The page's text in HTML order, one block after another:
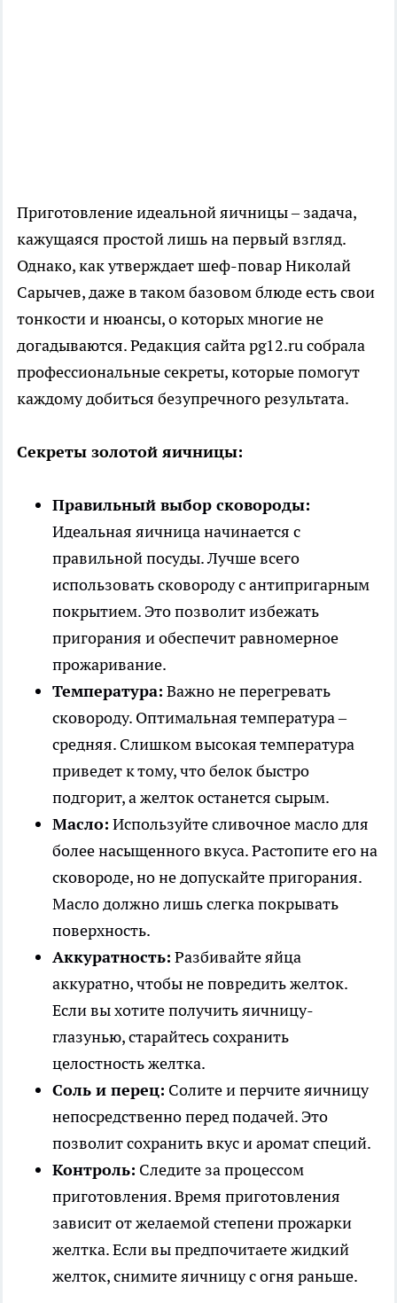
Приготовление идеальной яичницы – задача,
кажущаяся простой лишь на первый взгляд.
Однако, как утверждает шеф-повар Николай
Сарычев, даже в таком базовом блюде есть свои
тонкости и нюансы, о которых многие не
догадываются. Редакция сайта pg12.ru собрала
профессиональные секреты, которые помогут
каждому добиться безупречного результата.
Секреты золотой яичницы:
Правильный выбор сковороды:
Идеальная яичница начинается с
правильной посуды. Лучше всего
использовать сковороду с антипригарным
покрытием. Это позволит избежать
пригорания и обеспечит равномерное
прожаривание.
Температура: Важно не перегревать
сковороду. Оптимальная температура –
средняя. Слишком высокая температура
приведет к тому, что белок быстро
подгорит, а желток останется сырым.
Масло: Используйте сливочное масло для
более насыщенного вкуса. Растопите его на
сковороде, но не допускайте пригорания.
Масло должно лишь слегка покрывать
поверхность.
Аккуратность: Разбивайте яйца
аккуратно, чтобы не повредить желток.
Если вы хотите получить яичницу-
глазунью, старайтесь сохранить
целостность желтка.
Соль и перец: Солите и перчите яичницу
непосредственно перед подачей. Это
позволит сохранить вкус и аромат специй.
Контроль: Следите за процессом
приготовления. Время приготовления
зависит от желаемой степени прожарки
желтка. Если вы предпочитаете жидкий
желток, снимите яичницу с огня раньше.